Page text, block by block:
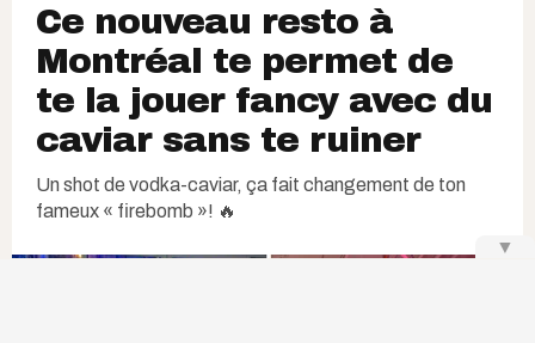
Ce nouveau resto à
Montréal te permet de
te la jouer fancy avec du
caviar sans te ruiner
Un shot de vodka-caviar, ça fait changement de ton
fameux « firebomb »! 🔥
▼